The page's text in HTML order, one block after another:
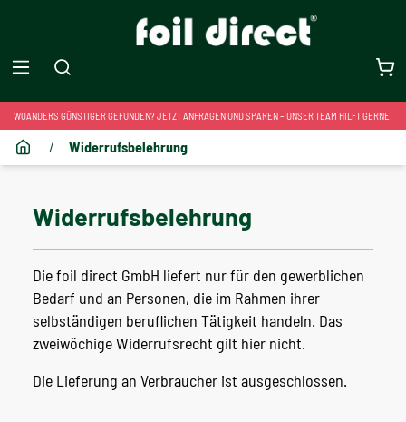
WOANDERS GÜNSTIGER GEFUNDEN? JETZT ANFRAGEN UND SPAREN – UNSER TEAM HILFT GERNE!
/ Widerrufsbelehrung
Widerrufsbelehrung
Die foil direct GmbH liefert nur für den gewerblichen
Bedarf und an Personen, die im Rahmen ihrer
selbständigen beruflichen Tätigkeit handeln. Das
zweiwöchige Widerrufsrecht gilt hier nicht.
Die Lieferung an Verbraucher ist ausgeschlossen.